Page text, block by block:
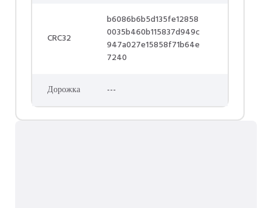
CRC32
b6086b6b5d135fe12858
0035b460b115837d949c
947a027e15858f71b64e
7240
Дорожка ---